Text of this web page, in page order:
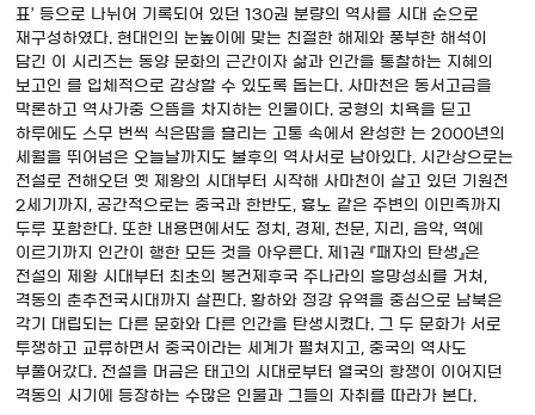
표’ 등으로 나뉘어 기록되어 있던 130권 분량의 역사를 시대 순으로
재구성하였다. 현대인의 눈높이에 맞는 친절한 해제와 풍부한 해석이
담긴 이 시리즈는 동양 문화의 근간이자 삶과 인간을 통찰하는 지혜의
보고인 를 입체적으로 감상할 수 있도록 돕는다. 사마천은 동서고금을
막론하고 역사가중 으뜸을 차지하는 인물이다. 궁형의 치욕을 딛고
하루에도 스무 번씩 식은땀을 흘리는 고통 속에서 완성한 는 2000년의
세월을 뛰어넘은 오늘날까지도 불후의 역사서로 남아있다. 시간상으로는
전설로 전해오던 옛 제왕의 시대부터 시작해 사마천이 살고 있던 기원전
2세기까지, 공간적으로는 중국과 한반도, 흉노 같은 주변의 이민족까지
두루 포함한다. 또한 내용면에서도 정치, 경제, 천문, 지리, 음악, 역에
이르기까지 인간이 행한 모든 것을 아우른다. 제1권 『패자의 탄생』은
전설의 제왕 시대부터 최초의 봉건제후국 주나라의 흥망성쇠를 거쳐,
격동의 춘추전국시대까지 살핀다. 황하와 정강 유역을 중심으로 남북은
각기 대립되는 다른 문화와 다른 인간을 탄생시켰다. 그 두 문화가 서로
투쟁하고 교류하면서 중국이라는 세계가 펼쳐지고, 중국의 역사도
부풀어갔다. 전설을 머금은 태고의 시대로부터 열국의 항쟁이 이어지던
격동의 시기에 등장하는 수많은 인물과 그들의 자취를 따라가 본다.